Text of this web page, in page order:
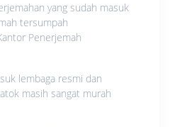
yang sudah masuk
tersumpah
Penerjemah
lembaga resmi dan
masih sangat murah